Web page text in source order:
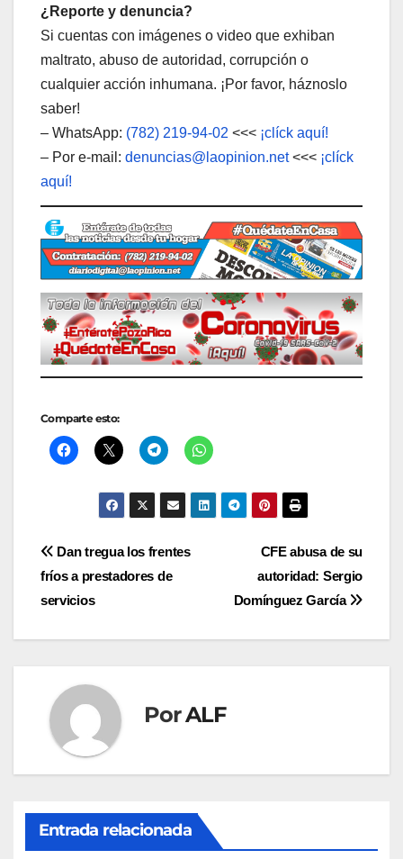
¿Reporte y denuncia?
Si cuentas con imágenes o video que exhiban
maltrato, abuso de autoridad, corrupción o
cualquier acción inhumana. ¡Por favor, háznoslo
saber!
– WhatsApp: (782) 219-94-02 <<< ¡clíck aquí!
– Por e-mail: denuncias@laopinion.net<<< ¡clíck
aquí!
Comparte esto:
Navegación
de
entradas
CFE abusa de su
autoridad: Sergio
Domínguez García
Dan tregua los frentes
fríos a prestadores de
servicios
PorALF
Entrada relacionada